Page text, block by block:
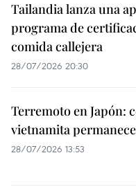
Tailandia lanza una
programa de
comida callejera
28/07/2026 20:30
Terremoto en Japón:
vietnamita
28/07/2026 13:53